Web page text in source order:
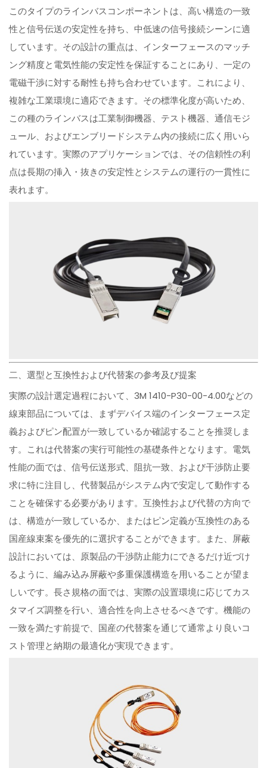
このタイプのラインバスコンポーネントは、高い構造の一致
性と信号伝送の安定性を持ち、中低速の信号接続シーンに適
しています。その設計の重点は、インターフェースのマッチ
ング精度と電気性能の安定性を保証することにあり、一定の
電磁干渉に対する耐性も持ち合わせています。これにより、
複雑な工業環境に適応できます。その標準化度が高いため、
この種のラインバスは工業制御機器、テスト機器、通信モジ
ュール、およびエンブリードシステム内の接続に広く用いら
れています。実際のアプリケーションでは、その信頼性の利
点は長期の挿入・抜きの安定性とシステムの運行の一貫性に
表れます。
二、選型と互換性および代替案の参考及び提案
実際の設計選定過程において、3M 1410-P30-00-4.00などの
線束部品については、まずデバイス端のインターフェース定
義およびピン配置が一致しているか確認することを推奨しま
す。これは代替案の実行可能性の基礎条件となります。電気
性能の面では、信号伝送形式、阻抗一致、および干渉防止要
求に特に注目し、代替製品がシステム内で安定して動作する
ことを確保する必要があります。互換性および代替の方向で
は、構造が一致しているか、またはピン定義が互換性のある
国産線束案を優先的に選択することができます。また、屏蔽
設計においては、原製品の干渉防止能力にできるだけ近づけ
るように、編み込み屏蔽や多重保護構造を用いることが望ま
しいです。長さ規格の面では、実際の設置環境に応じてカス
タマイズ調整を行い、適合性を向上させるべきです。機能の
一致を満たす前提で、国産の代替案を通じて通常より良いコ
スト管理と納期の最適化が実現できます。